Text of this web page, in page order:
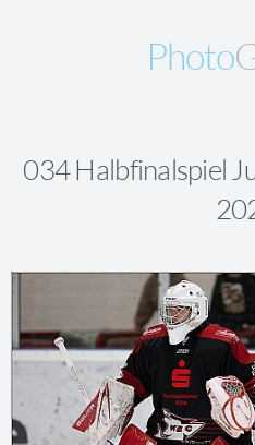
Photo
034 Halbfinalspiel